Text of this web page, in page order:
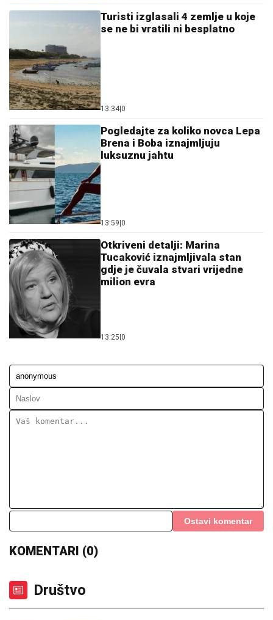
Turisti izglasali 4 zemlje u koje
se ne bi vratili ni besplatno
13:34 0
Pogledajte za koliko novca Lepa
Brena i Boba iznajmljuju
luksuznu jahtu
13:59 0
Otkriveni detalji: Marina
Tucaković iznajmljivala stan
gdje je čuvala stvari vrijedne
milion evra
13:25 0
Ostavi komentar
KOMENTARI (0)
Društvo